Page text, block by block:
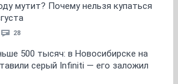
мутит? Почему нельзя купаться
28
500 тысяч: в Новосибирске на
серый Infiniti — его заложил